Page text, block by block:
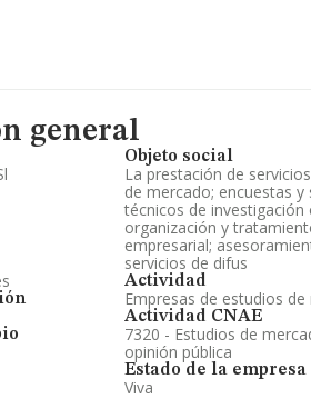
general
Objeto social
La prestación de
de mercado; encuestas
técnicos de
organización y
empresarial;
servicios de difus
Actividad
Empresas de estudios
Actividad CNAE
7320 - Estudios de
opinión pública
Estado de la empresa
Viva